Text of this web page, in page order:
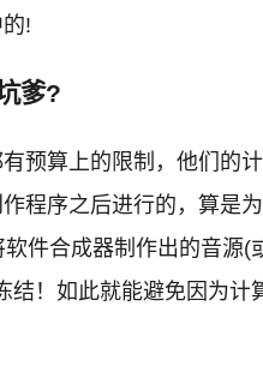
!
爹?
预算上的限制，他们的
程序之后进行的，算是
件合成器制作出的音源
结！如此就能避免因为